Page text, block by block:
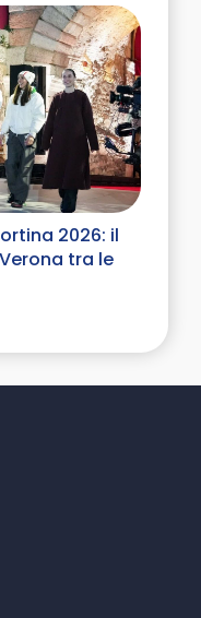
2026: il
tra le